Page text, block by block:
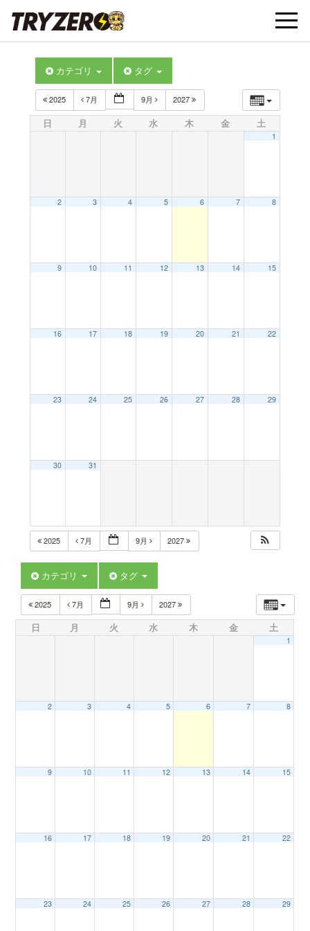
t
o
カテゴリ タグ
2025 7月 9月 2027
日 月 火 水 木 金 土
1
2 3 4 5 6 7 8
9 10 11 12 13 14 15
16 17 18 19 20 21 22
23 24 25 26 27 28 29
30 31
2025 7月 9月 2027
カテゴリ タグ
2025 7月 9月 2027
日 月 火 水 木 金 土
1
2 3 4 5 6 7 8
9 10 11 12 13 14 15
16 17 18 19 20 21 22
23 24 25 26 27 28 29